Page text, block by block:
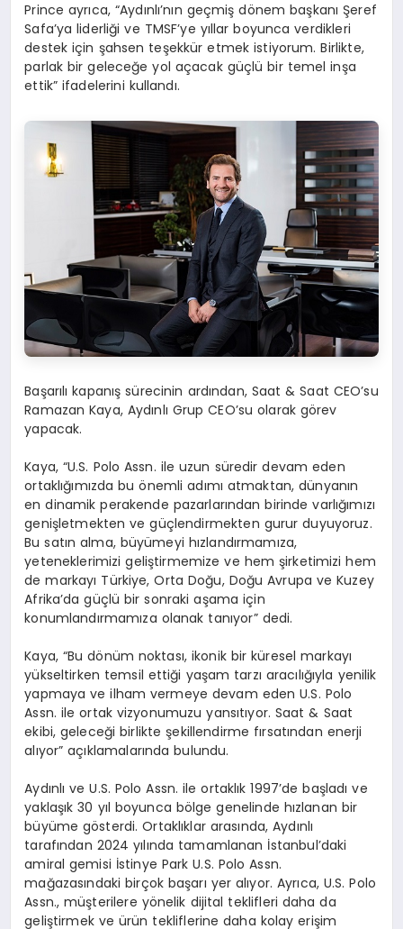
Prince ayrıca, “Aydınlı’nın geçmiş dönem başkanı Şeref
Safa’ya liderliği ve TMSF’ye yıllar boyunca verdikleri
destek için şahsen teşekkür etmek istiyorum. Birlikte,
parlak bir geleceğe yol açacak güçlü bir temel inşa
ettik” ifadelerini kullandı.
Başarılı kapanış sürecinin ardından, Saat & Saat CEO’su
Ramazan Kaya, Aydınlı Grup CEO’su olarak görev
yapacak.
Kaya, “U.S. Polo Assn. ile uzun süredir devam eden
ortaklığımızda bu önemli adımı atmaktan, dünyanın
en dinamik perakende pazarlarından birinde varlığımızı
genişletmekten ve güçlendirmekten gurur duyuyoruz.
Bu satın alma, büyümeyi hızlandırmamıza,
yeteneklerimizi geliştirmemize ve hem şirketimizi hem
de markayı Türkiye, Orta Doğu, Doğu Avrupa ve Kuzey
Afrika’da güçlü bir sonraki aşama için
konumlandırmamıza olanak tanıyor” dedi.
Kaya, “Bu dönüm noktası, ikonik bir küresel markayı
yükseltirken temsil ettiği yaşam tarzı aracılığıyla yenilik
yapmaya ve ilham vermeye devam eden U.S. Polo
Assn. ile ortak vizyonumuzu yansıtıyor. Saat & Saat
ekibi, geleceği birlikte şekillendirme fırsatından enerji
alıyor” açıklamalarında bulundu.
Aydınlı ve U.S. Polo Assn. ile ortaklık 1997’de başladı ve
yaklaşık 30 yıl boyunca bölge genelinde hızlanan bir
büyüme gösterdi. Ortaklıklar arasında, Aydınlı
tarafından 2024 yılında tamamlanan İstanbul’daki
amiral gemisi İstinye Park U.S. Polo Assn.
mağazasındaki birçok başarı yer alıyor. Ayrıca, U.S. Polo
Assn., müşterilere yönelik dijital teklifleri daha da
geliştirmek ve ürün tekliflerine daha kolay erişim